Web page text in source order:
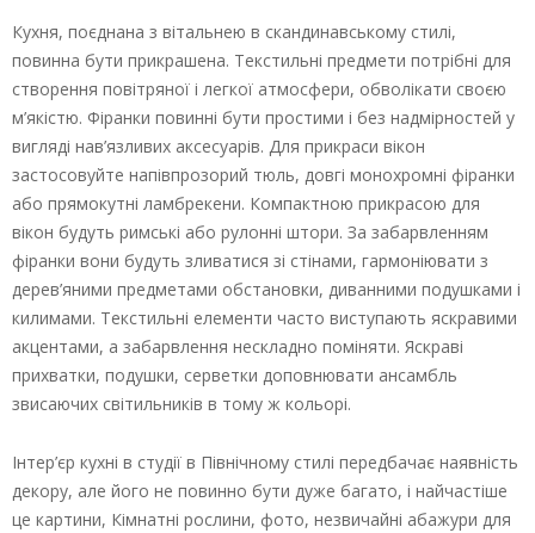
Кухня, поєднана з вітальнею в скандинавському стилі,
повинна бути прикрашена. Текстильні предмети потрібні для
створення повітряної і легкої атмосфери, обволікати своєю
м’якістю. Фіранки повинні бути простими і без надмірностей у
вигляді нав’язливих аксесуарів. Для прикраси вікон
застосовуйте напівпрозорий тюль, довгі монохромні фіранки
або прямокутні ламбрекени. Компактною прикрасою для
вікон будуть римські або рулонні штори. За забарвленням
фіранки вони будуть зливатися зі стінами, гармоніювати з
дерев’яними предметами обстановки, диванними подушками і
килимами. Текстильні елементи часто виступають яскравими
акцентами, а забарвлення нескладно поміняти. Яскраві
прихватки, подушки, серветки доповнювати ансамбль
звисаючих світильників в тому ж кольорі.
Інтер’єр кухні в студії в Північному стилі передбачає наявність
декору, але його не повинно бути дуже багато, і найчастіше
це картини, Кімнатні рослини, фото, незвичайні абажури для